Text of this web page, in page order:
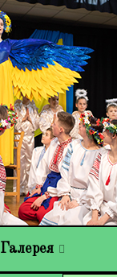
Галерея